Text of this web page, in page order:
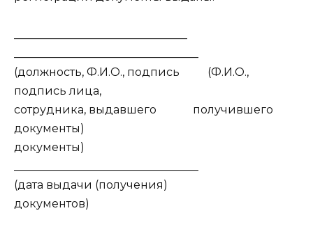
(должность, Ф.И.О., подпись (Ф.И.О.,
подпись лица,
сотрудника, выдавшего получившего
документы)
документы)
(дата выдачи (получения)
документов)